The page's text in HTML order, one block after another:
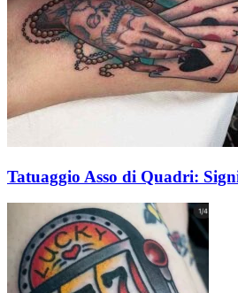
Tatuaggio Asso di Quadri: